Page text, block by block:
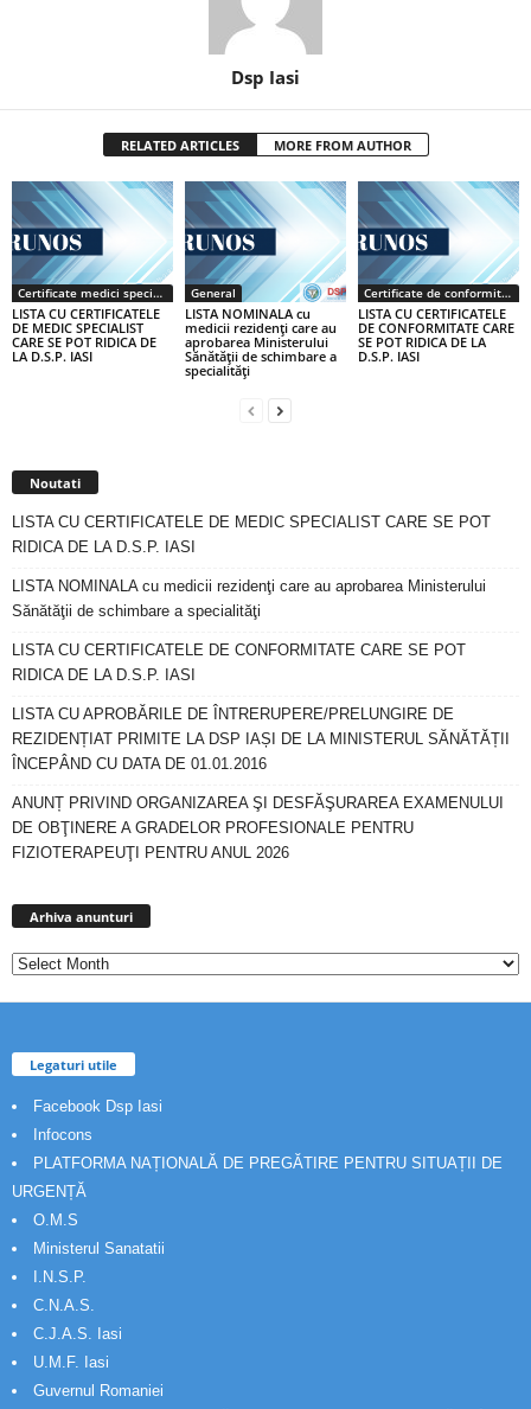
Dsp Iasi
RELATED ARTICLES MORE FROM AUTHOR
Certificate medici specialiști / primari
LISTA CU CERTIFICATELE
DE MEDIC SPECIALIST
CARE SE POT RIDICA DE
LA D.S.P. IASI
General
LISTA NOMINALA cu
medicii rezidenţi care au
aprobarea Ministerului
Sănătăţii de schimbare a
specialităţi
Certificate de conformitate
LISTA CU CERTIFICATELE
DE CONFORMITATE CARE
SE POT RIDICA DE LA
D.S.P. IASI
Noutati
LISTA CU CERTIFICATELE DE MEDIC SPECIALIST CARE SE POT
RIDICA DE LA D.S.P. IASI
LISTA NOMINALA cu medicii rezidenţi care au aprobarea Ministerului
Sănătăţii de schimbare a specialităţi
LISTA CU CERTIFICATELE DE CONFORMITATE CARE SE POT
RIDICA DE LA D.S.P. IASI
LISTA CU APROBĂRILE DE ÎNTRERUPERE/PRELUNGIRE DE
REZIDENȚIAT PRIMITE LA DSP IAȘI DE LA MINISTERUL SĂNĂTĂȚII
ÎNCEPÂND CU DATA DE 01.01.2016
ANUNȚ PRIVIND ORGANIZAREA ŞI DESFĂŞURAREA EXAMENULUI
DE OBŢINERE A GRADELOR PROFESIONALE PENTRU
FIZIOTERAPEUŢI PENTRU ANUL 2026
Arhiva anunturi
Legaturi utile
Facebook Dsp Iasi
Infocons
PLATFORMA NAȚIONALĂ DE PREGĂTIRE PENTRU SITUAȚII DE
URGENȚĂ
O.M.S
Ministerul Sanatatii
I.N.S.P.
C.N.A.S.
C.J.A.S. Iasi
U.M.F. Iasi
Guvernul Romaniei